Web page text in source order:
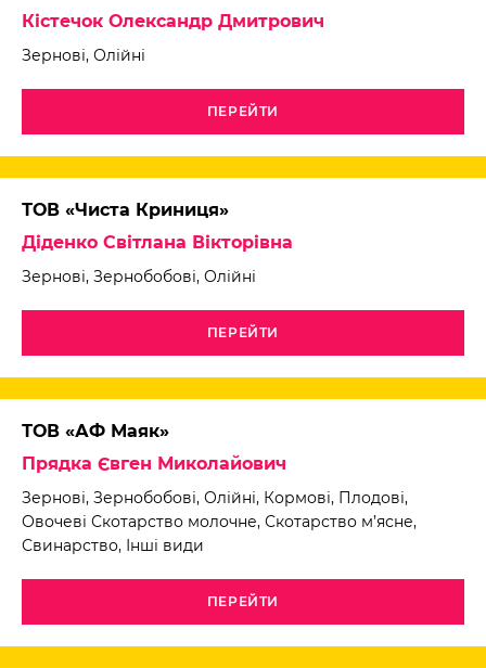
Кістечок Олександр Дмитрович
Зернові, Олійні
ПЕРЕЙТИ
ТОВ «Чиста Криниця»
Діденко Світлана Вікторівна
Зернові, Зернобобові, Олійні
ПЕРЕЙТИ
ТОВ «АФ Маяк»
Прядка Євген Миколайович
Зернові, Зернобобові, Олійні, Кормові, Плодові,
Овочеві Скотарство молочне, Скотарство м’ясне,
Свинарство, Інші види
ПЕРЕЙТИ